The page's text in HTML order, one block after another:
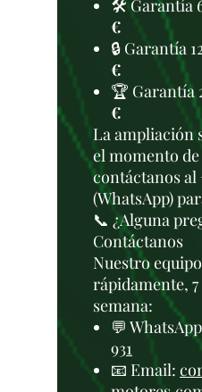
🛠️ Garantía
€
🔒 Garantía
€
🏆 Garantía
€
La ampliación
el momento
contáctanos al
(WhatsApp)
📞 ¿Alguna
Contáctanos
Nuestro
rápidamente, 7
semana:
💬
931
📧 Email: